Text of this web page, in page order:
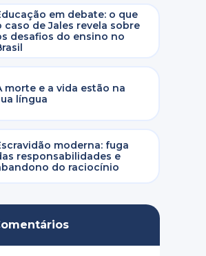
em debate: o que
caso de Jales revela sobre
desafios do ensino no
morte e a vida estão na
língua
moderna: fuga
responsabilidades e
do raciocínio